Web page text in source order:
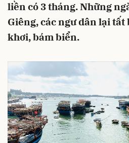
liền có 3 tháng. Những
Giêng, các ngư dân lại
khơi, bám biển.